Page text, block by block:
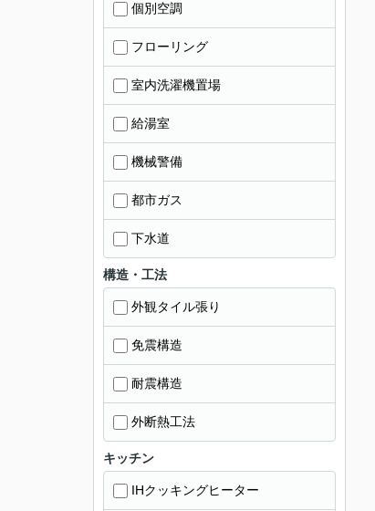
個別空調
フローリング
室内洗濯機置場
給湯室
機械警備
都市ガス
下水道
構造・工法
外観タイル張り
免震構造
耐震構造
外断熱工法
キッチン
IHクッキングヒーター